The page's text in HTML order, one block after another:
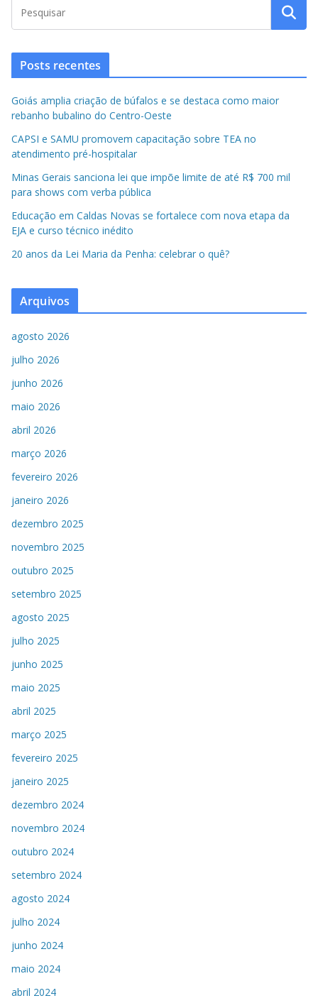
Posts recentes
Goiás amplia criação de búfalos e se destaca como maior
rebanho bubalino do Centro-Oeste
CAPSI e SAMU promovem capacitação sobre TEA no
atendimento pré-hospitalar
Minas Gerais sanciona lei que impõe limite de até R$ 700 mil
para shows com verba pública
Educação em Caldas Novas se fortalece com nova etapa da
EJA e curso técnico inédito
20 anos da Lei Maria da Penha: celebrar o quê?
Arquivos
agosto 2026
julho 2026
junho 2026
maio 2026
abril 2026
março 2026
fevereiro 2026
janeiro 2026
dezembro 2025
novembro 2025
outubro 2025
setembro 2025
agosto 2025
julho 2025
junho 2025
maio 2025
abril 2025
março 2025
fevereiro 2025
janeiro 2025
dezembro 2024
novembro 2024
outubro 2024
setembro 2024
agosto 2024
julho 2024
junho 2024
maio 2024
abril 2024